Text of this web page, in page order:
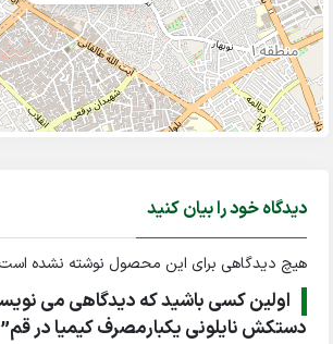
دیدگاه خود را بیان کنید
هیچ دیدگاهی برای این محصول نوشته نشده
اولین کسی باشید که دیدگاهی می
دستکش نایلونی یکبارمصرف کیمیا در قم”